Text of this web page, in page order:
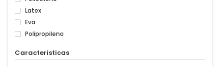
Latex
Eva
Polipropileno
Caracteristicas